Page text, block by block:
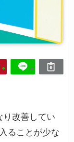
り改善してい
ることが少な